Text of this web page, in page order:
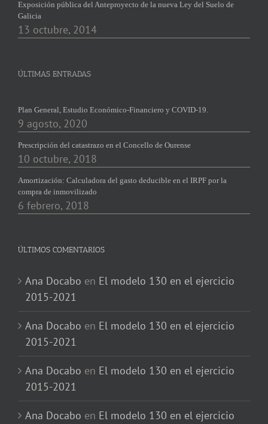
Exposición pública del Anteproyecto de la nueva Ley del Suelo de
Galicia
13 octubre, 2014
ÚLTIMAS ENTRADAS
Plan General, Estudio Económico-Financiero y COVID-19.
9 agosto, 2020
Prescripción del catastrazo en el Concello de Ourense
10 octubre, 2018
Amortización: Calculadora del gasto deducible en el IRPF por la
compra de inmovilizado
6 febrero, 2018
ÚLTIMOS COMENTARIOS
Ana Docabo en El modelo 130 en el ejercicio
2015-2021
Ana Docabo en El modelo 130 en el ejercicio
2015-2021
Ana Docabo en El modelo 130 en el ejercicio
2015-2021
Ana Docabo en El modelo 130 en el ejercicio